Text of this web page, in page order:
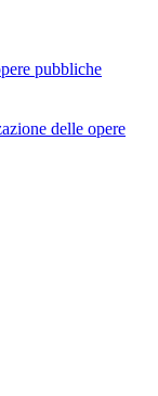
pubbliche
delle opere